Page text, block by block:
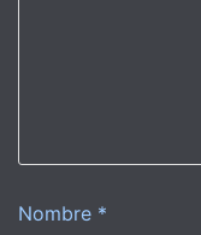
Nombre *